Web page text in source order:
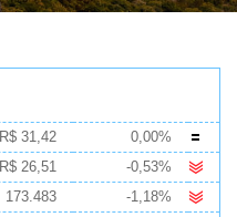
R$ 31,42
0,00%
R$ 26,51
-0,53%
173.483
-1,18%